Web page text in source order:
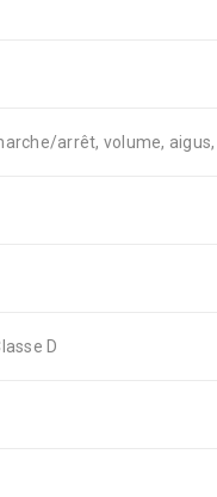
arrêt, volume, aigus,
D